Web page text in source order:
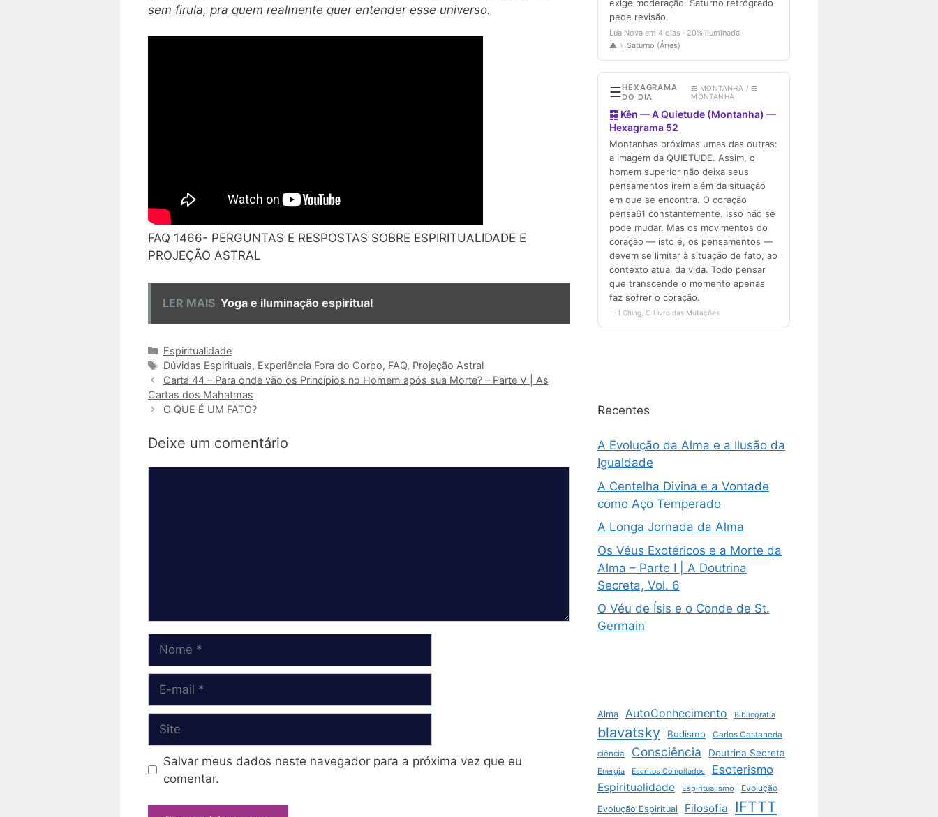
sem firula, pra quem realmente quer entender esse universo.
FAQ 1466- PERGUNTAS E RESPOSTAS SOBRE ESPIRITUALIDADE E
PROJEÇÃO ASTRAL
LER MAIS Yoga e iluminação espiritual
Categorias
Espiritualidade
Tags
Dúvidas Espirituais, Experiência Fora do Corpo, FAQ, Projeção Astral
Carta 44 – Para onde vão os Princípios no Homem após sua Morte? – Parte V | As
Cartas dos Mahatmas
O QUE É UM FATO?
Deixe um comentário
mail
Salvar meus dados neste navegador para a próxima vez que eu
comentar.
Recentes
A Evolução da Alma e a Ilusão da
Igualdade
A Centelha Divina e a Vontade
como Aço Temperado
A Longa Jornada da Alma
Os Véus Exotéricos e a Morte da
Alma – Parte I | A Doutrina
Secreta, Vol. 6
O Véu de Ísis e o Conde de St.
Germain
Alma AutoConhecimento Bibliografia
blavatsky Budismo
Carlos Castaneda
ciência
Consciência Doutrina Secreta
Energia Escritos Compilados Esoterismo
Espiritualidade Espiritualismo
Evolução
Evolução Espiritual
Filosofia IFTTT